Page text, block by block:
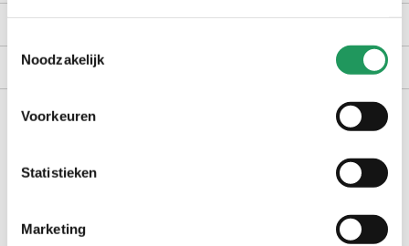
Noodzakelijk
Voorkeuren
Statistieken
Marketing
kenmerken
bezorgen en retourneren
gebruik #pipooscreatives of tag @pipooshobby en inspireer